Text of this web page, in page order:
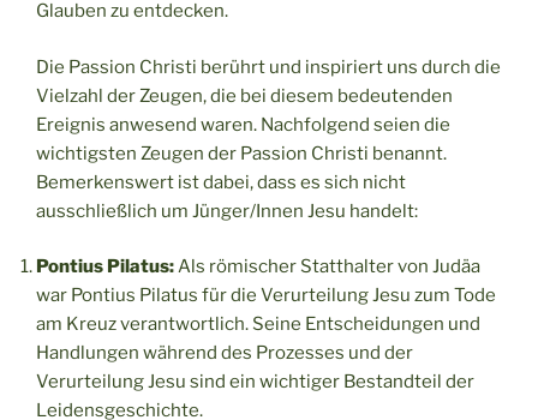
Glauben zu entdecken.
Die Passion Christi berührt und inspiriert uns durch die
Vielzahl der Zeugen, die bei diesem bedeutenden
Ereignis anwesend waren. Nachfolgend seien die
wichtigsten Zeugen der Passion Christi benannt.
Bemerkenswert ist dabei, dass es sich nicht
ausschließlich um Jünger/Innen Jesu handelt:
Pontius Pilatus:Als römischer Statthalter von Judäa
war Pontius Pilatus für die Verurteilung Jesu zum Tode
am Kreuz verantwortlich. Seine Entscheidungen und
Handlungen während des Prozesses und der
Verurteilung Jesu sind ein wichtiger Bestandteil der
Leidensgeschichte.